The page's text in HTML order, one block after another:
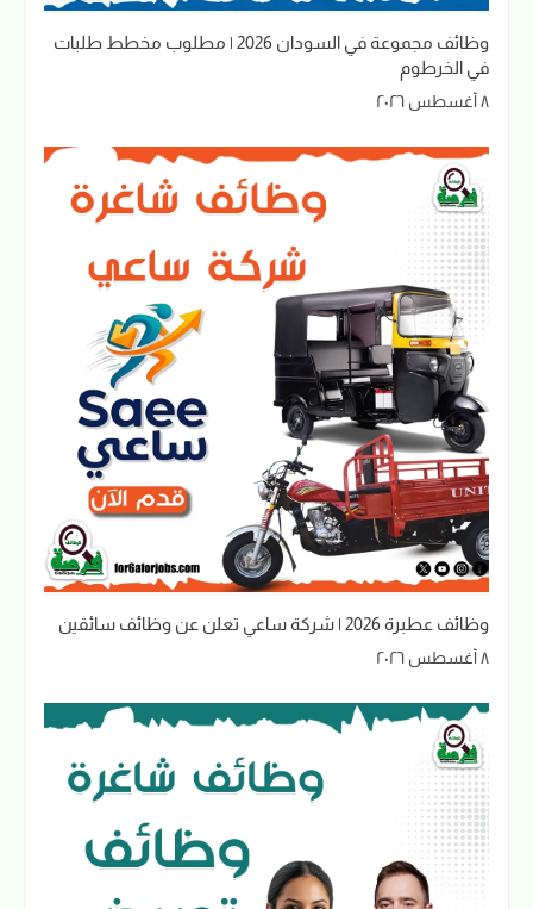
وظائف مجموعة في السودان 2026 | مطلوب مخطط طلبات
في الخرطوم
٨ أغسطس ٢٠٢٦
وظائف عطبرة 2026 | شركة ساعي تعلن عن وظائف سائقين
٨ أغسطس ٢٠٢٦